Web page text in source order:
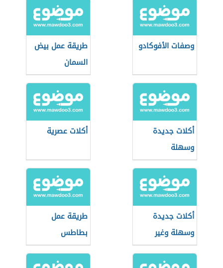
وصفات الأفوكادو
طريقة عمل بيض
السمان
أكلات جديدة
وسهلة
أكلات عصرية
أكلات جديدة
وسهلة وغير
مكلفة
طريقة عمل
بطاطس